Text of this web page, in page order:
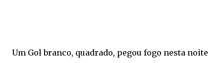
Um Gol branco, quadrado, pegou fogo nesta noite